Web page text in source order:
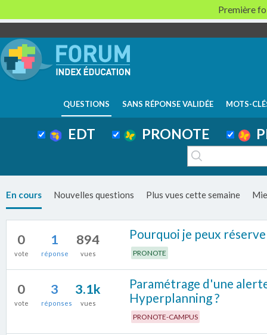
QUESTIONS SANS RÉPONSE VALIDÉE MOTS-
EDT PRONOTE
En cours Nouvelles questions Plus vues cette semaine
0
vote
1
réponse
894
vues
Pourquoi je peux
PRONOTE
0
vote
3
réponses
3.1k
vues
Paramétrage d'une
Hyperplanning ?
PRONOTE-CAMPUS
Première